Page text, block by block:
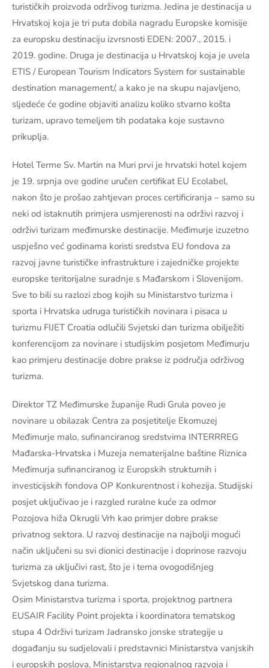
turističkih proizvoda održivog turizma. Jedina je destinacija u
Hrvatskoj koja je tri puta dobila nagradu Europske komisije
za europsku destinaciju izvrsnosti EDEN: 2007., 2015. i
2019. godine. Druga je destinacija u Hrvatskoj koja je uvela
ETIS / European Tourism Indicators System for sustainable
destination management/, a kako je na skupu najavljeno,
sljedeće će godine objaviti analizu koliko stvarno košta
turizam, upravo temeljem tih podataka koje sustavno
prikuplja.
Hotel Terme Sv. Martin na Muri prvi je hrvatski hotel kojem
je 19. srpnja ove godine uručen certifikat EU Ecolabel,
nakon što je prošao zahtjevan proces certificiranja – samo su
neki od istaknutih primjera usmjerenosti na održivi razvoj i
održivi turizam međimurske destinacije. Međimurje izuzetno
uspješno već godinama koristi sredstva EU fondova za
razvoj javne turističke infrastrukture i zajedničke projekte
europske teritorijalne suradnje s Mađarskom i Slovenijom.
Sve to bili su razlozi zbog kojih su Ministarstvo turizma i
sporta i Hrvatska udruga turističkih novinara i pisaca u
turizmu FIJET Croatia odlučili Svjetski dan turizma obilježiti
konferencijom za novinare i studijskim posjetom Međimurju
kao primjeru destinacije dobre prakse iz područja održivog
turizma.
Direktor TZ Međimurske županije Rudi Grula poveo je
novinare u obilazak Centra za posjetitelje Ekomuzej
Međimurje malo, sufinanciranog sredstvima INTERRREG
Mađarska-Hrvatska i Muzeja nematerijalne baštine Riznica
Međimurja sufinanciranog iz Europskih strukturnih i
investicijskih fondova OP Konkurentnost i kohezija. Studijski
posjet uključivao je i razgled ruralne kuće za odmor
Pozojova hiža Okrugli Vrh kao primjer dobre prakse
privatnog sektora. U razvoj destinacije na najbolji mogući
način uključeni su svi dionici destinacije i doprinose razvoju
turizma za uključivi rast, što je i tema ovogodišnjeg
Svjetskog dana turizma.
Osim Ministarstva turizma i sporta, projektnog partnera
EUSAIR Facility Point projekta i koordinatora tematskog
stupa 4 Održivi turizam Jadransko jonske strategije u
događanju su sudjelovali i predstavnici Ministarstva vanjskih
i europskih poslova, Ministarstva regionalnog razvoja i